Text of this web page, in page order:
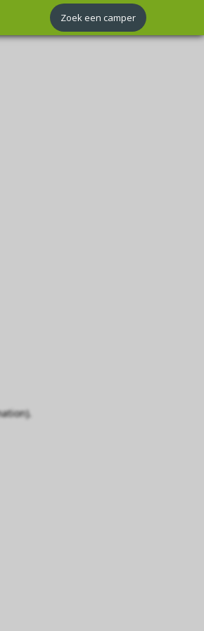
Zoek een camper
.